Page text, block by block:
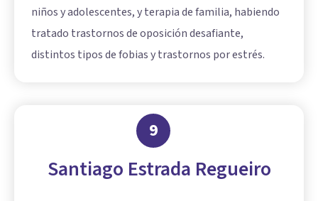
niños y adolescentes, y terapia de familia, habiendo
tratado trastornos de oposición desafiante,
distintos tipos de fobias y trastornos por estrés.
9
Santiago Estrada Regueiro